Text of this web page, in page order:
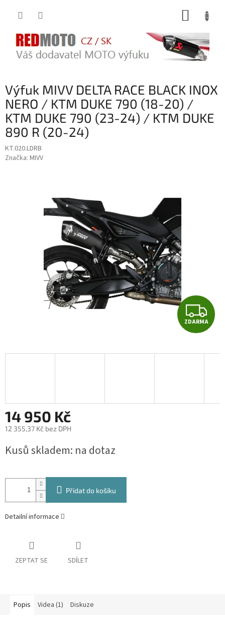
Výfuk MIVV DELTA RACE BLACK INOX
NERO / KTM DUKE 790 (18-20) /
KTM DUKE 790 (23-24) / KTM DUKE
890 R (20-24)
KT.020.LDRB
Značka: MIVV
Z
D
A
ZDARMA
14 950 Kč
12 355,37 Kč bez DPH
cena:
Kusů skladem: na dotaz
Přidat do košíku
Detailní informace
ZEPTAT SE SDÍLET
Popis Videa (1) Diskuze